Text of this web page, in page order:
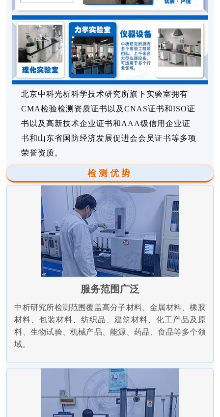
北京中科光析科学技术研究所旗下实验室拥有
CMA检验检测资质证书以及CNAS证书和ISO证
书以及高新技术企业证书和AAA级信用企业证
书和山东省国防经济发展促进会会员证书等多项
荣誉资质。
检测优势
服务范围广泛
中析研究所检测范围覆盖高分子材料、金属材料、橡胶
材料、包装材料、纺织品、建筑材料、化工产品及原
料、生物试验、机械产品、能源、药品、食品等多个领
域。